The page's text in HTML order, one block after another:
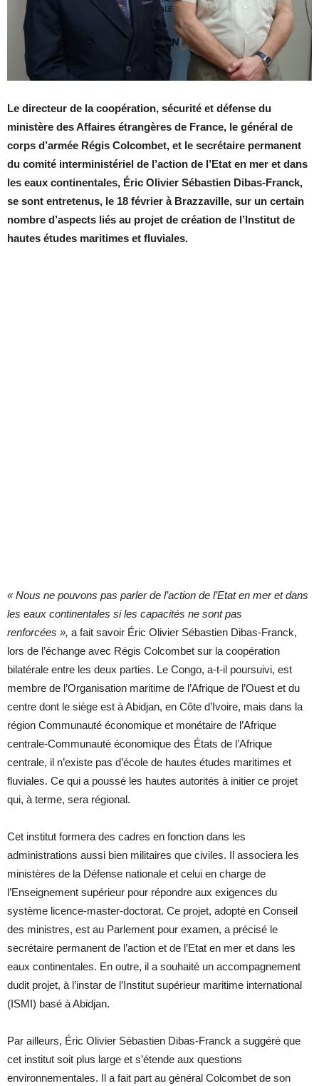
Le directeur de la coopération, sécurité et défense du
ministère des Affaires étrangères de France, le général de
corps d’armée Régis Colcombet, et le secrétaire permanent
du comité interministériel de l’action de l’Etat en mer et dans
les eaux continentales, Éric Olivier Sébastien Dibas-Franck,
se sont entretenus, le 18 février à Brazzaville, sur un certain
nombre d’aspects liés au projet de création de l’Institut de
hautes études maritimes et fluviales.
« Nous ne pouvons pas parler de l’action de l’Etat en mer et dans
les eaux continentales si les capacités ne sont pas
renforcées », a fait savoir Éric Olivier Sébastien Dibas-Franck,
lors de l’échange avec Régis Colcombet sur la coopération
bilatérale entre les deux parties. Le Congo, a-t-il poursuivi, est
membre de l’Organisation maritime de l’Afrique de l’Ouest et du
centre dont le siège est à Abidjan, en Côte d’Ivoire, mais dans la
région Communauté économique et monétaire de l’Afrique
centrale-Communauté économique des États de l’Afrique
centrale, il n’existe pas d’école de hautes études maritimes et
fluviales. Ce qui a poussé les hautes autorités à initier ce projet
qui, à terme, sera régional.
Cet institut formera des cadres en fonction dans les
administrations aussi bien militaires que civiles. Il associera les
ministères de la Défense nationale et celui en charge de
l’Enseignement supérieur pour répondre aux exigences du
système licence-master-doctorat. Ce projet, adopté en Conseil
des ministres, est au Parlement pour examen, a précisé le
secrétaire permanent de l’action et de l’Etat en mer et dans les
eaux continentales. En outre, il a souhaité un accompagnement
dudit projet, à l’instar de l’Institut supérieur maritime international
(ISMI) basé à Abidjan.
Par ailleurs, Éric Olivier Sébastien Dibas-Franck a suggéré que
cet institut soit plus large et s’étende aux questions
environnementales. Il a fait part au général Colcombet de son